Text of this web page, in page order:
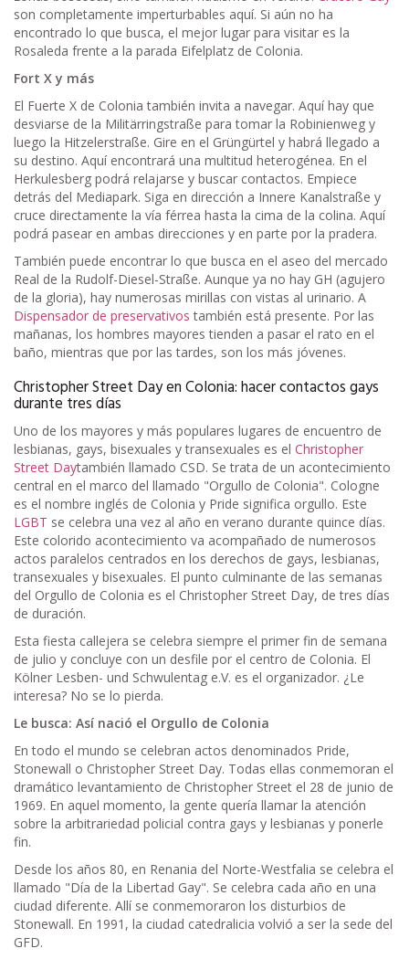
son completamente imperturbables aquí. Si aún no ha
encontrado lo que busca, el mejor lugar para visitar es la
Rosaleda frente a la parada Eifelplatz de Colonia.
Fort X y más
El Fuerte X de Colonia también invita a navegar. Aquí hay que
desviarse de la Militärringstraße para tomar la Robinienweg y
luego la Hitzelerstraße. Gire en el Grüngürtel y habrá llegado a
su destino. Aquí encontrará una multitud heterogénea. En el
Herkulesberg podrá relajarse y buscar contactos. Empiece
detrás del Mediapark. Siga en dirección a Innere Kanalstraße y
cruce directamente la vía férrea hasta la cima de la colina. Aquí
podrá pasear en ambas direcciones y en parte por la pradera.
También puede encontrar lo que busca en el aseo del mercado
Real de la Rudolf-Diesel-Straße. Aunque ya no hay GH (agujero
de la gloria), hay numerosas mirillas con vistas al urinario. A
Dispensador de preservativos también está presente. Por las
mañanas, los hombres mayores tienden a pasar el rato en el
baño, mientras que por las tardes, son los más jóvenes.
Christopher Street Day en Colonia: hacer contactos gays
durante tres días
Uno de los mayores y más populares lugares de encuentro de
lesbianas, gays, bisexuales y transexuales es el Christopher
Street Daytambién llamado CSD. Se trata de un acontecimiento
central en el marco del llamado "Orgullo de Colonia". Cologne
es el nombre inglés de Colonia y Pride significa orgullo. Este
LGBT se celebra una vez al año en verano durante quince días.
Este colorido acontecimiento va acompañado de numerosos
actos paralelos centrados en los derechos de gays, lesbianas,
transexuales y bisexuales. El punto culminante de las semanas
del Orgullo de Colonia es el Christopher Street Day, de tres días
de duración.
Esta fiesta callejera se celebra siempre el primer fin de semana
de julio y concluye con un desfile por el centro de Colonia. El
Kölner Lesben- und Schwulentag e.V. es el organizador. ¿Le
interesa? No se lo pierda.
Le busca: Así nació el Orgullo de Colonia
En todo el mundo se celebran actos denominados Pride,
Stonewall o Christopher Street Day. Todas ellas conmemoran el
dramático levantamiento de Christopher Street el 28 de junio de
1969. En aquel momento, la gente quería llamar la atención
sobre la arbitrariedad policial contra gays y lesbianas y ponerle
fin.
Desde los años 80, en Renania del Norte-Westfalia se celebra el
llamado "Día de la Libertad Gay". Se celebra cada año en una
ciudad diferente. Allí se conmemoraron los disturbios de
Stonewall. En 1991, la ciudad catedralicia volvió a ser la sede del
GFD.